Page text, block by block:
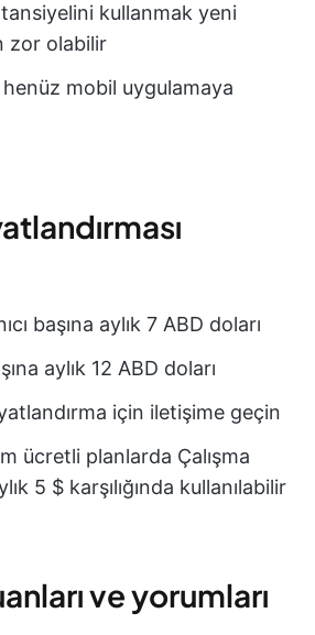
kullanmak yeni
zor olabilir
mobil uygulamaya
başına aylık 7 ABD doları
aylık 12 ABD doları
için iletişime geçin
ücretli planlarda Çalışma
5 $ karşılığında kullanılabilir
ve yorumları